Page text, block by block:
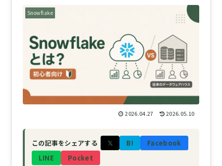
Snowflake
2026.04.27 2026.05.10
この記事をシェアする 𝕏 B!
Facebook
LINE
Pocket